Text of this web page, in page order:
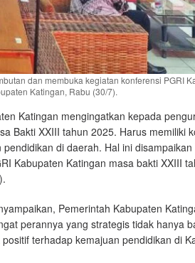
dan membuka kegiatan konferensi PGRI
Katingan, Rabu (30/7).
Katingan mengingatkan kepada
Bakti XXIII tahun 2025. Harus memiliki
di daerah. Hal ini disampaikan
Kabupaten Katingan masa bakti XXIII
Pemerintah Kabupaten
perannya yang strategis tidak hanya
terhadap kemajuan pendidikan di